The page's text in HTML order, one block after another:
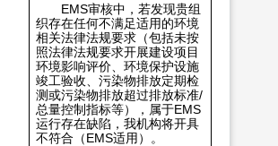
EMS审核中，若发现贵组
织存在任何不满足适用的环境
相关法律法规要求（包括未按
照法律法规要求开展建设项目
环境影响评价、环境保护设施
竣工验收、污染物排放定期检
测或污染物排放超过排放标准/
总量控制指标等），属于EMS
运行存在缺陷，我机构将开具
不符合（EMS适用）。